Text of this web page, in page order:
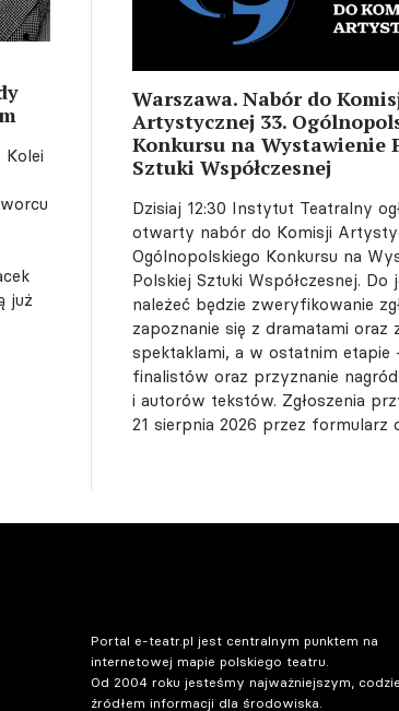
Gdańsk.
kuratorskie po
Bytom. Viva la
wyjątkowy koncert
inauguracją 82.
artystycznego Opery
06.08.2026 15:07
Kolei
już
Warszawa. Nabór do
Artystycznej 33.
Konkursu na Wystawienie
Sztuki Współczesnej
Dzisiaj 12:30 Instytut Teatralny
otwarty nabór do Komisji
Ogólnopolskiego Konkursu na
Polskiej Sztuki Współczesnej. Do
należeć będzie zweryfikowanie
zapoznanie się z dramatami oraz
spektaklami, a w ostatnim etapie
finalistów oraz przyznanie
i autorów tekstów. Zgłoszenia
21 sierpnia 2026 przez formularz
Portal e-teatr.pl jest centralnym punktem na
internetowej mapie polskiego teatru.
Od 2004 roku jesteśmy najważniejszym,
źródłem informacji dla środowiska.